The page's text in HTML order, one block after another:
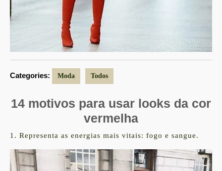
Categories: Moda Todos
14 motivos para usar looks da cor
vermelha
1. Representa as energias mais vitais: fogo e sangue.